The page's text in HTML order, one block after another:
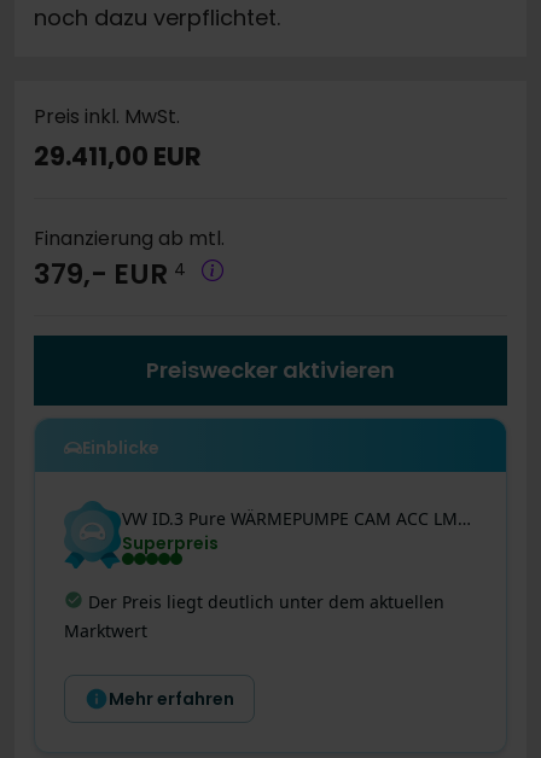
noch dazu verpflichtet.
Preis inkl. MwSt.
29.411,00 EUR
Finanzierung ab mtl.
379,- EUR 4
Preiswecker aktivieren
Einblicke
VW ID.3 Pure WÄRMEPUMPE CAM ACC LM18 NAVI CARPLAY
Superpreis
Letzte Preisänderung :Dieser Deal ist jetzt
noch besser! Der Preis wurde gestern auf 1.800 €
Mehr erfahren